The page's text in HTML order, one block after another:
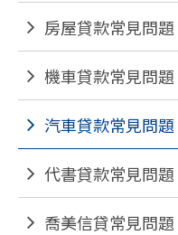
房屋貸款常見問題
機車貸款常見問題
汽車貸款常見問題
代書貸款常見問題
喬美信貸常見問題